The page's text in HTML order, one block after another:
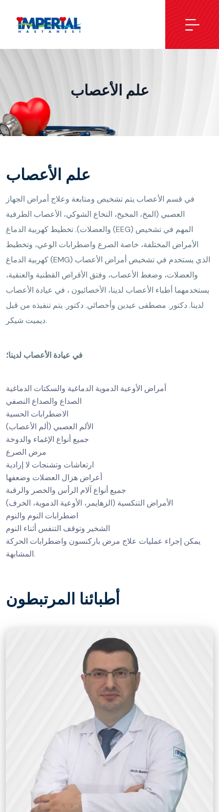
علم الأعصاب
علم الأعصاب
في قسم الأعصاب يتم تشخيص ومتابعة وعلاج أمراض الجهاز
العصبي (المخ، المخيخ، النخاع الشوكي، الأعصاب الطرفية
والعضلات). تخطيط كهربية الدماغ (EEG) المهم في تشخيص
الأمراض المختلفة، خاصة الصرع واضطرابات الوعي، وتخطيط
كهربية الدماغ (EMG) الذي يستخدم في تشخيص أمراض الأعصاب
والعضلات، وضغط الأعصاب، وفتق الأقراص القطنية والعنقية،
يستخدمهما أطباء الأعصاب لدينا، الأخصائيون ، في عيادة الأعصاب
لدينا. دكتور. مصطفى عيدين وأخصائي. دكتور. يتم تنفيذه من قبل
ديميت شيكر.
في عيادة الأعصاب لدينا؛
أمراض الأوعية الدموية الدماغية والسكتات الدماغية
الصداع والصداع النصفي
الاضطرابات الحسية
الألم العصبي (ألم الأعصاب)
جميع أنواع الإغماء والدوخة
مرض الصرع
ارتعاشات وتشنجات لا إرادية
أعراض هزال العضلات وضعفها
جميع أنواع آلام الرأس والخصر والرقبة
الأمراض التنكسية (الزهايمر، الأوعية الدموية، الخرف)
اضطرابات النوم والنوم
الشخير وتوقف التنفس أثناء النوم
يمكن إجراء عمليات علاج مرض باركنسون واضطرابات الحركة
المشابهة.
أطبائنا المرتبطون